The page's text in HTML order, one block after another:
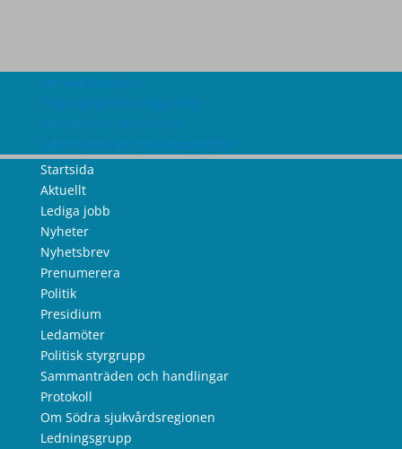
Om webbplatsen
Tillgänglighetsredogörelse
Information om cookies
Information om personuppgifter
Startsida
Aktuellt
Lediga jobb
Nyheter
Nyhetsbrev
Prenumerera
Politik
Presidium
Ledamöter
Politisk styrgrupp
Sammanträden och handlingar
Protokoll
Om Södra sjukvårdsregionen
Ledningsgrupp